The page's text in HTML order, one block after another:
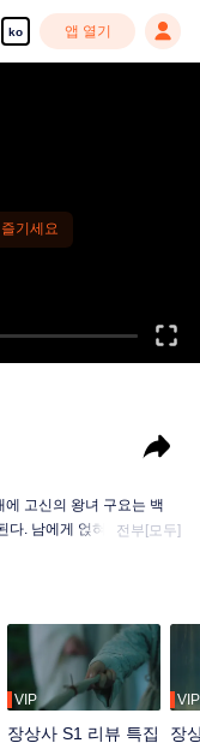
ko 앱 열기
기세요
고신의 왕녀 구요는 백
다. 남에게 얹혀살던 소요
육은 왕녀의 신분을 회복
이룬 뒤 도산경과 함께
위해 나라를 다스리는 데
전부[모두]
VIP
장상사 S1 리뷰 특집
VIP
장